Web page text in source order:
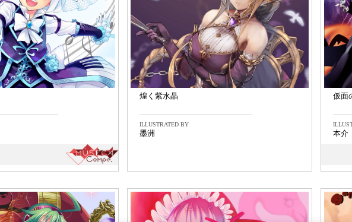
煌く紫水晶
ILLUSTRATED BY
墨洲
仮面
本介